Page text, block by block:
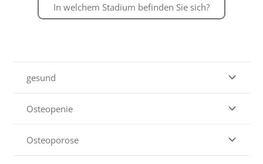
In welchem Stadium befinden Sie sich?
gesund
Osteopenie
Osteoporose